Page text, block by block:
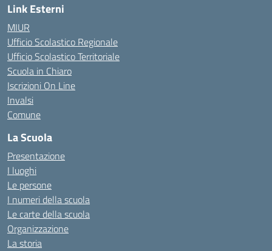
Link Esterni
MIUR
Ufficio Scolastico Regionale
Ufficio Scolastico Territoriale
Scuola in Chiaro
Iscrizioni On Line
Invalsi
Comune
La Scuola
Presentazione
I luoghi
Le persone
I numeri della scuola
Le carte della scuola
Organizzazione
La storia